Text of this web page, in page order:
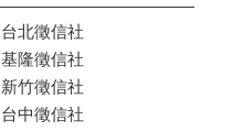
台北徵信社
基隆徵信社
新竹徵信社
台中徵信社